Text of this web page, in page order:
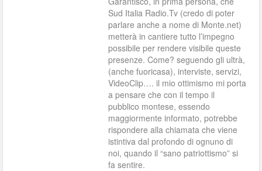
Sud Italia Radio.Tv (credo di poter
parlare anche a nome di Monte.net)
metterà in cantiere tutto l’impegno
possibile per rendere visibile queste
presenze. Come? seguendo gli ultrà,
(anche fuoricasa), interviste, servizi,
VideoClip…. il mio ottimismo mi porta
a pensare che con il tempo il
pubblico montese, essendo
maggiormente informato, potrebbe
rispondere alla chiamata che viene
istintiva dal profondo di ognuno di
noi, quando il “sano patriottismo” si
fa sentire.